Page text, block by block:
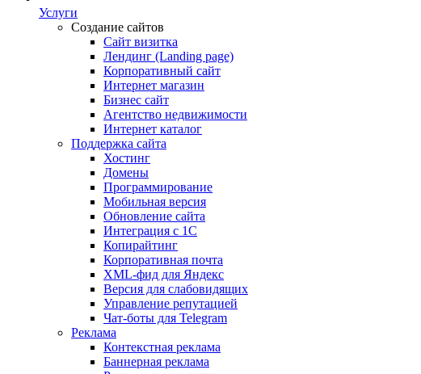
Услуги
Создание сайтов
Сайт визитка
Лендинг (Landing page)
Корпоративный сайт
Интернет магазин
Бизнес сайт
Агентство недвижимости
Интернет каталог
Поддержка сайта
Хостинг
Домены
Программирование
Мобильная версия
Обновление сайта
Интеграция с 1С
Копирайтинг
Корпоративная почта
XML-фид для Яндекс
Версия для слабовидящих
Управление репутацией
Чат-боты для Telegram
Реклама
Контекстная реклама
Баннерная реклама